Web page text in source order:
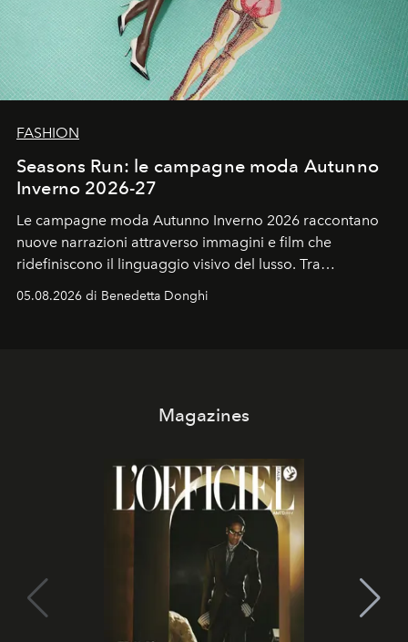
FASHION
Seasons Run: le campagne moda Autunno
Inverno 2026-27
Le campagne moda Autunno Inverno 2026 raccontano
nuove narrazioni attraverso immagini e film che
ridefiniscono il linguaggio visivo del lusso. Tra
protagonisti del cinema, volti della cultura
contemporanea e storytelling d'autore, le maison
05.08.2026 di Benedetta Donghi
Magazines